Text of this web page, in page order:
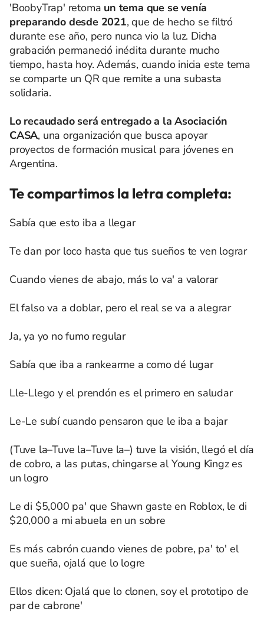
'BoobyTrap' retoma un tema que se venía
preparando desde 2021, que de hecho se filtró
durante ese año, pero nunca vio la luz. Dicha
grabación permaneció inédita durante mucho
tiempo, hasta hoy. Además, cuando inicia este tema
se comparte un QR que remite a una subasta
solidaria.
Lo recaudado será entregado a la Asociación
CASA, una organización que busca apoyar
proyectos de formación musical para jóvenes en
Argentina.
Te compartimos la letra completa:
Sabía que esto iba a llegar
Te dan por loco hasta que tus sueños te ven lograr
Cuando vienes de abajo, más lo va' a valorar
El falso va a doblar, pero el real se va a alegrar
Ja, ya yo no fumo regular
Sabía que iba a rankearme a como dé lugar
Lle-Llego y el prendón es el primero en saludar
Le-Le subí cuando pensaron que le iba a bajar
(Tuve la–Tuve la–Tuve la–) tuve la visión, llegó el día
de cobro, a las putas, chingarse al Young Kingz es
un logro
Le di $5,000 pa' que Shawn gaste en Roblox, le di
$20,000 a mi abuela en un sobre
Es más cabrón cuando vienes de pobre, pa' to' el
que sueña, ojalá que lo logre
Ellos dicen: Ojalá que lo clonen, soy el prototipo de
par de cabrone'